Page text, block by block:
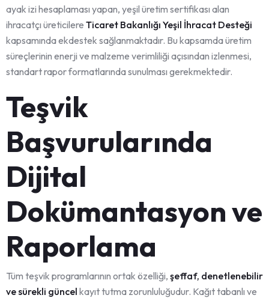
ayak izi hesaplaması yapan, yeşil üretim sertifikası alan
ihracatçı üreticilere Ticaret Bakanlığı Yeşil İhracat Desteği
kapsamında ekdestek sağlanmaktadır. Bu kapsamda üretim
süreçlerinin enerji ve malzeme verimliliği açısından izlenmesi,
standart rapor formatlarında sunulması gerekmektedir.
Teşvik
Başvurularında
Dijital
Dokümantasyon ve
Raporlama
Tüm teşvik programlarının ortak özelliği, şeffaf, denetlenebilir
ve sürekli güncel kayıt tutma zorunluluğudur. Kağıt tabanlı ve